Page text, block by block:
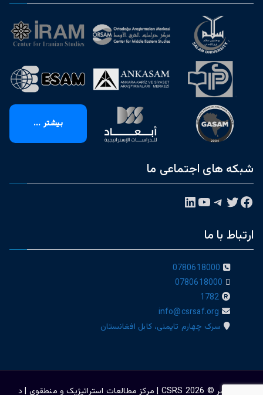
بیشتر ...
شبکه های اجتماعی ما
فیس‌بوکتوییتر تلگرام یوتیوبلینکداین
ارتباط با ما
0780618000
0780618000
1782
info@csrsaf.org
سرک چهارم تایمنی، کابل افغانستان
حق نشر © 2026 CSRS | مرکز مطالعات استراتیژيک و منطقوی | د